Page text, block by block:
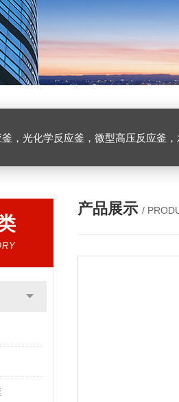
釜，光化学反应釜，微型高压反应釜
产品展示 /